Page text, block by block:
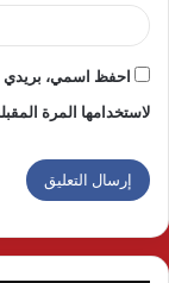
احفظ اسمي، بريدي
لاستخدامها المرة